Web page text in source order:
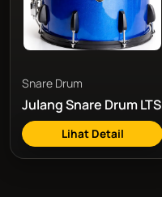
Snare Drum
Julang Snare Drum LTS
Lihat Detail